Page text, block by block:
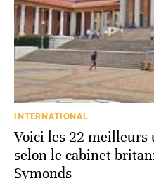
INTERNATIONAL
Voici les 22 meilleurs
selon le cabinet
Symonds